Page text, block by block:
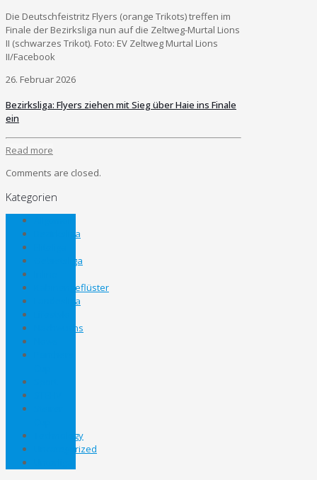
Die Deutschfeistritz Flyers (orange Trikots) treffen im
Finale der Bezirksliga nun auf die Zeltweg-Murtal Lions
II (schwarzes Trikot). Foto: EV Zeltweg Murtal Lions
II/Facebook
26. Februar 2026
Bezirksliga: Flyers ziehen mit Sieg über Haie ins Finale
ein
Read more
Comments are closed.
Kategorien
Bezirksliga
Gebietsliga
Kabinengeflüster
Landesliga
Nachwuchs
Technology
Uncategorized